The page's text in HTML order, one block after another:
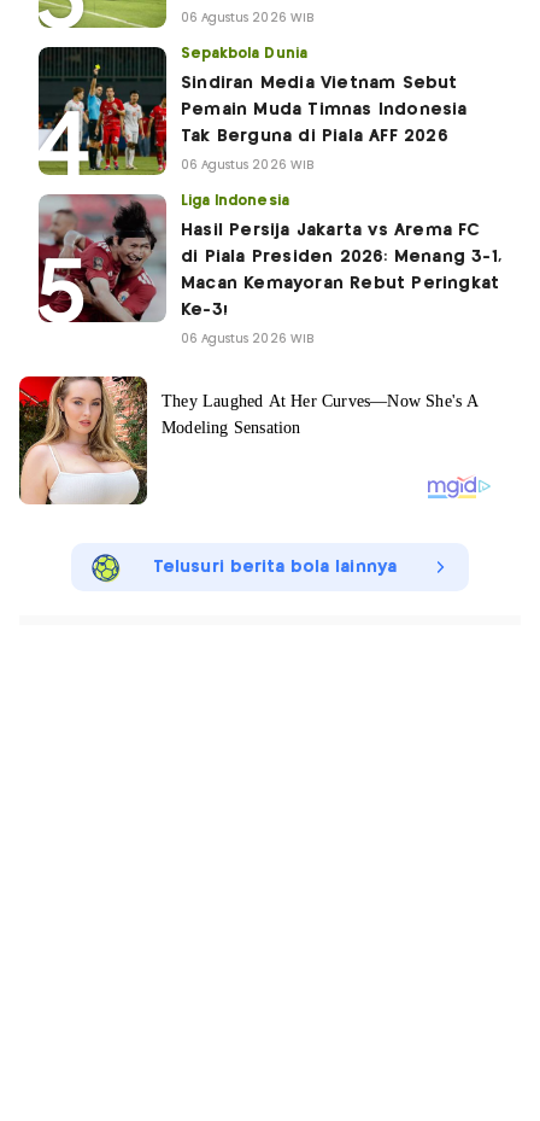
06 Agustus 2026 WIB
Sepakbola Dunia
Sindiran Media Vietnam Sebut
Pemain Muda Timnas Indonesia
Tak Berguna di Piala AFF 2026
06 Agustus 2026 WIB
Liga Indonesia
Hasil Persija Jakarta vs Arema FC
di Piala Presiden 2026: Menang 3-1,
Macan Kemayoran Rebut Peringkat
Ke-3!
06 Agustus 2026 WIB
Telusuri berita bola lainnya